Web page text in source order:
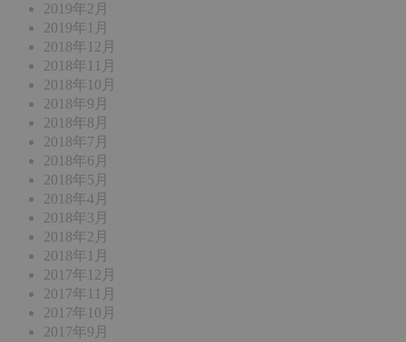
2019年2月
2019年1月
2018年12月
2018年11月
2018年10月
2018年9月
2018年8月
2018年7月
2018年6月
2018年5月
2018年4月
2018年3月
2018年2月
2018年1月
2017年12月
2017年11月
2017年10月
2017年9月